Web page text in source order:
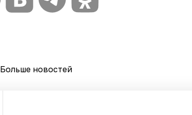
Больше новостей